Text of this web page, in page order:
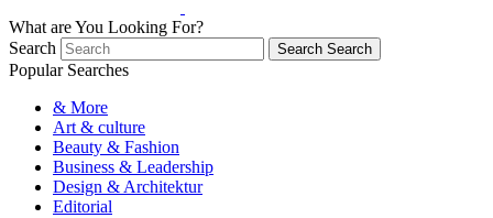
What are You Looking For?
Search
Search Search
Popular Searches
& More
Art & culture
Beauty & Fashion
Business & Leadership
Design & Architektur
Editorial